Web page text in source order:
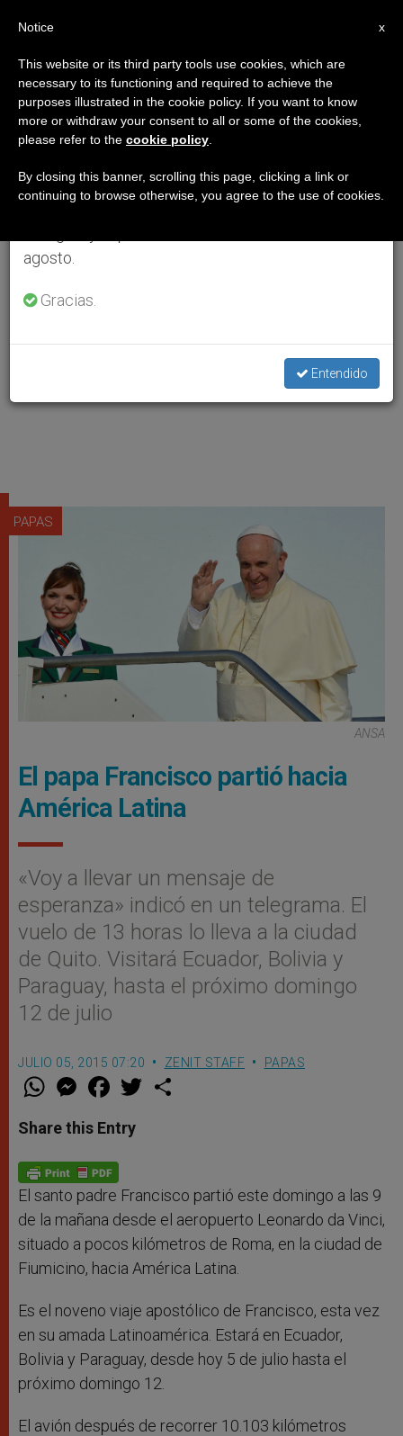
PAPAS
ANSA
El papa Francisco partió hacia
América Latina
«Voy a llevar un mensaje de
esperanza» indicó en un telegrama. El
vuelo de 13 horas lo lleva a la ciudad
de Quito. Visitará Ecuador, Bolivia y
Paraguay, hasta el próximo domingo
12 de julio
JULIO 05, 2015 07:20 ZENIT STAFF PAPAS
W
t
s
p
p
M
e
s
e
g
e
r
F
a
e
b
o
k
w
Share this Entry
El santo padre Francisco partió este domingo a las 9
de la mañana desde el aeropuerto Leonardo da Vinci,
situado a pocos kilómetros de Roma, en la ciudad de
Fiumicino, hacia América Latina.
Es el noveno viaje apostólico de Francisco, esta vez
en su amada Latinoamérica. Estará en Ecuador,
Bolivia y Paraguay, desde hoy 5 de julio hasta el
próximo domingo 12.
El avión después de recorrer 10.103 kilómetros
×
Aviso importante
Del 27 de julio al 7 de agosto haremos la pausa
anual, aprovechando que en el periodo de verano
se generan menos informaciones y también el
agosto.
Gracias.
Entendido
x
Notice
This website or its third party tools use cookies, which are
necessary to its functioning and required to achieve the
purposes illustrated in the cookie policy. If you want to know
more or withdraw your consent to all or some of the cookies,
please refer to the cookie policy
By closing this banner, scrolling this page, clicking a link or
continuing to browse otherwise, you agree to the use of cookies.